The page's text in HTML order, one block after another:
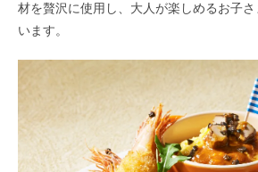
材を贅沢に使用し、大人が楽しめるお子
います。